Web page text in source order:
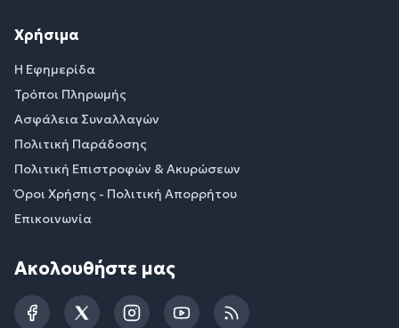
Χρήσιμα
Η Εφημερίδα
Τρόποι Πληρωμής
Ασφάλεια Συναλλαγών
Πολιτική Παράδοσης
Πολιτική Επιστροφών & Ακυρώσεων
Όροι Χρήσης - Πολιτική Απορρήτου
Επικοινωνία
Ακολουθήστε μας
FacebookTwitterInstagramYouTubeRSS